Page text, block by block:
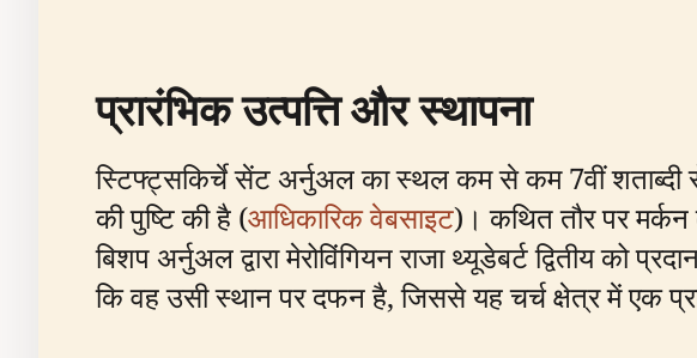
प्रारंभिक उत्पत्ति और स्थापना
स्टिफ्ट्सकिर्चे सेंट अर्नुअल का स्थल कम से कम 7वीं शताब्दी
की पुष्टि की है (आधिकारिक वेबसाइट)। कथित तौर पर
बिशप अर्नुअल द्वारा मेरोविंगियन राजा थ्यूडेबर्ट द्वितीय को
कि वह उसी स्थान पर दफन है, जिससे यह चर्च क्षेत्र में एक